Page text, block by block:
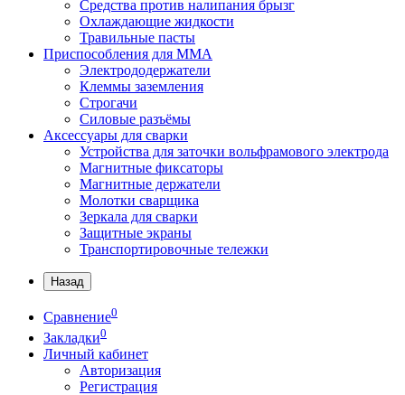
Средства против налипания брызг
Охлаждающие жидкости
Травильные пасты
Приспособления для ММА
Электрододержатели
Клеммы заземления
Строгачи
Силовые разъёмы
Аксессуары для сварки
Устройства для заточки вольфрамового электрода
Магнитные фиксаторы
Магнитные держатели
Молотки сварщика
Зеркала для сварки
Защитные экраны
Транспортировочные тележки
Назад
Сравнение0
Закладки0
Личный кабинет
Авторизация
Регистрация